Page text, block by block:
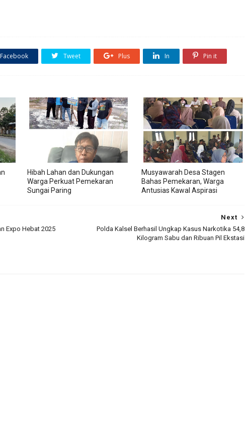
Facebook Tweet Plus In Pin it
Hibah Lahan dan Dukungan
Warga Perkuat Pemekaran
Sungai Paring
Musyawarah Desa Stagen
Bahas Pemekaran, Warga
Antusias Kawal Aspirasi
Next
Polda Kalsel Berhasil Ungkap Kasus Narkotika 54,8
Kilogram Sabu dan Ribuan Pil Ekstasi
Expo Hebat 2025